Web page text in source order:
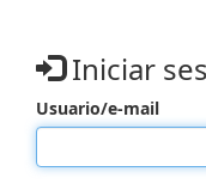
Iniciar
Usuario/e-mail